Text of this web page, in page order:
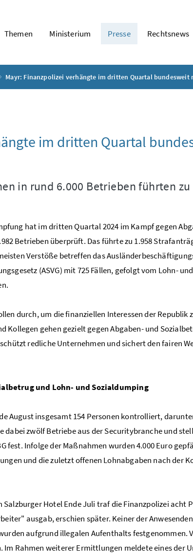
Themen Ministerium Presse Rechtsnews
Mayr: Finanzpolizei verhängte im dritten Quartal bundesweit
im dritten Quartal
in rund 6.000 Betrieben führten
hat im dritten Quartal 2024 im Kampf gegen
Betrieben überprüft. Das führte zu 1.958
Verstöße betreffen das
(ASVG) mit 725 Fällen, gefolgt vom Lohn-
durch, um die finanziellen Interessen der Republik
Kollegen gehen gezielt gegen Abgaben- und
redliche Unternehmen und sichert den fairen
und Lohn- und Sozialdumping
August insgesamt 154 Personen kontrolliert,
zwölf Betriebe aus der Securitybranche und
fest. Infolge der Maßnahmen wurden 4.000 Euro
und die zuletzt offenen Lohnabgaben nach der
Hotel Ende Juli traf die Finanzpolizei acht
ausgab, erschien später. Keiner der
aufgrund illegalen Aufenthalts festgenommen.
Rahmen weiterer Ermittlungen meldete eines der